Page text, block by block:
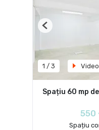
1 / 3 Video
Previous
Spațiu 60 mp
550
Spațiu